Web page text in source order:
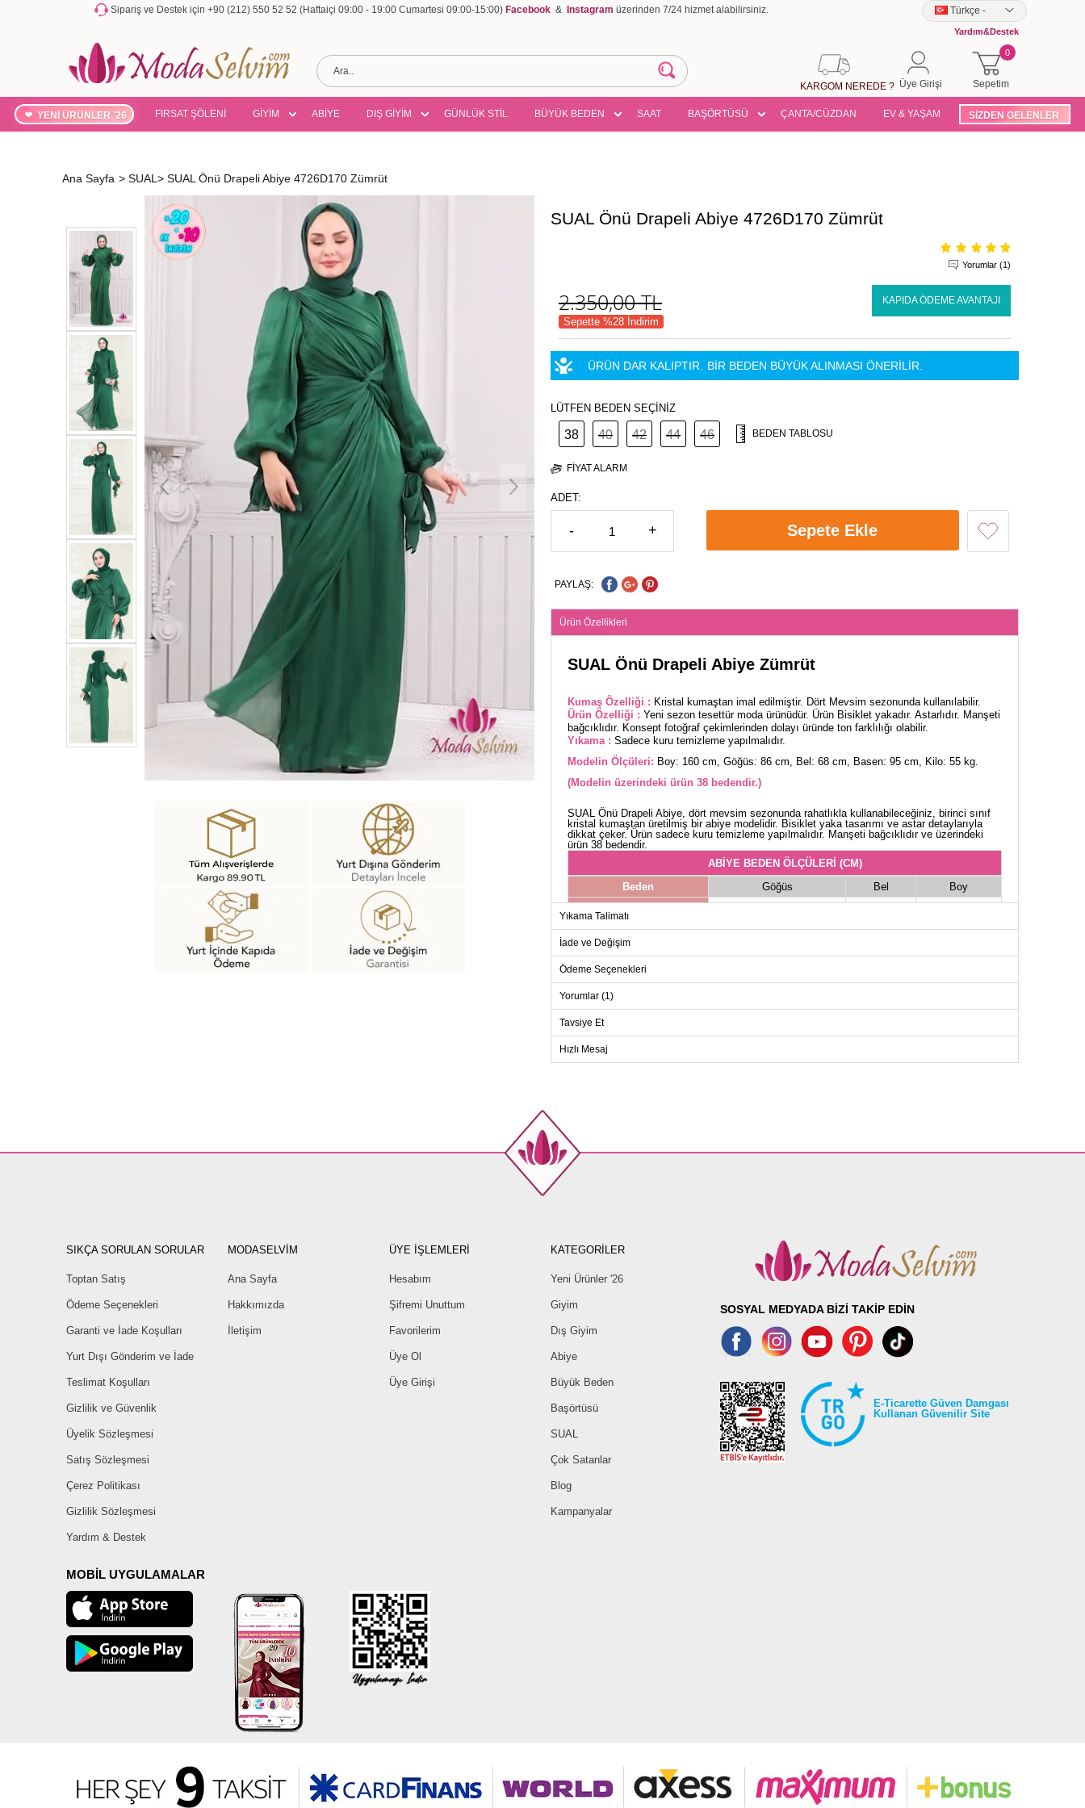
Sipariş ve Destek için +90 (212) 550 52 52 (Haftaiçi 09:00 - 19:00 Cumartesi 09:00-15:00) Facebook & Instagram üzerinden 7/24 hizmet alabilirsiniz. Türkçe -
Yardım&Destek
Sepetim
0
Üye Girişi
KARGOM NEREDE ?
YENİ ÜRÜNLER '26 FIRSAT ŞÖLENİ GİYİM ABİYE DIŞ GİYİM GÜNLÜK STİL BÜYÜK BEDEN SAAT BAŞÖRTÜSÜ ÇANTA/CÜZDAN EV & YAŞAM SİZDEN GELENLER
Ana Sayfa > SUAL > SUAL Önü Drapeli Abiye 4726D170 Zümrüt
SUAL Önü Drapeli Abiye 4726D170 Zümrüt
Yorumlar (1)
2.350,00TL KAPIDA ÖDEME AVANTAJI
Sepette %28 İndirim
ÜRÜN DAR KALIPTIR. BİR BEDEN BÜYÜK ALINMASI ÖNERİLİR.
LÜTFEN BEDEN SEÇİNİZ
38 40 42 44 46 BEDEN TABLOSU
FIYAT ALARM
ADET:
- + Sepete Ekle
PAYLAŞ:
Ürün Özellikleri
SUAL Önü Drapeli Abiye Zümrüt
Kumaş Özelliği : Kristal kumaştan imal edilmiştir. Dört Mevsim sezonunda kullanılabilir.
Ürün Özelliği : Yeni sezon tesettür moda ürünüdür. Ürün Bisiklet yakadır. Astarlıdır. Manşeti
bağcıklıdır. Konsept fotoğraf çekimlerinden dolayı üründe ton farklılığı olabilir.
Yıkama : Sadece kuru temizleme yapılmalıdır.
Modelin Ölçüleri: Boy: 160 cm, Göğüs: 86 cm, Bel: 68 cm, Basen: 95 cm, Kilo: 55 kg.
(Modelin üzerindeki ürün 38 bedendir.)
SUAL Önü Drapeli Abiye, dört mevsim sezonunda rahatlıkla kullanabileceğiniz, birinci sınıf
kristal kumaştan üretilmiş bir abiye modelidir. Bisiklet yaka tasarımı ve astar detaylarıyla
dikkat çeker. Ürün sadece kuru temizleme yapılmalıdır. Manşeti bağcıklıdır ve üzerindeki
ürün 38 bedendir.
ABİYE BEDEN ÖLÇÜLERİ (CM)
Beden
Göğüs Bel
Boy
40
92 76
152
44
Yıkama Talimatı
İade ve Değişim
Ödeme Seçenekleri
Yorumlar (1)
Tavsiye Et
Hızlı Mesaj
SIKÇA SORULAN SORULAR
Toptan Satış
Ödeme Seçenekleri
Garanti ve İade Koşulları
Yurt Dışı Gönderim ve İade
Teslimat Koşulları
Gizlilik ve Güvenlik
Üyelik Sözleşmesi
Satış Sözleşmesi
Çerez Politikası
Gizlilik Sözleşmesi
Yardım & Destek
MODASELVİM
Ana Sayfa
Hakkımızda
İletişim
ÜYE İŞLEMLERİ
Hesabım
Şifremi Unuttum
Favorilerim
Üye Ol
Üye Girişi
KATEGORİLER
Yeni Ürünler '26
Giyim
Dış Giyim
Abiye
Büyük Beden
Başörtüsü
SUAL
Çok Satanlar
Blog
Kampanyalar
MOBİL UYGULAMALAR
SOSYAL MEDYADA BİZİ TAKİP EDİN
E-Ticarette Güven Damgası
Kullanan Güvenilir Site